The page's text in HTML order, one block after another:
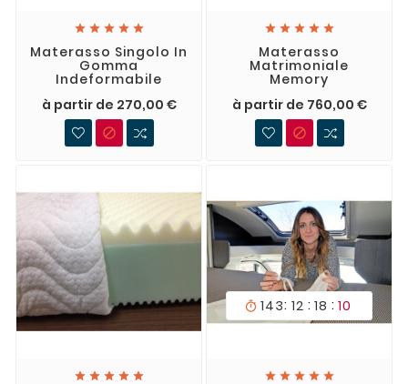
    
Materasso Singolo In
Gomma
Indeformabile
à partir de 270,00 €

    
Materasso
Matrimoniale
Memory
à partir de 760,00 €

    
 143: 12 : 18 : 08
    